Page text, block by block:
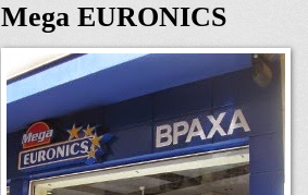
Mega EURONICS